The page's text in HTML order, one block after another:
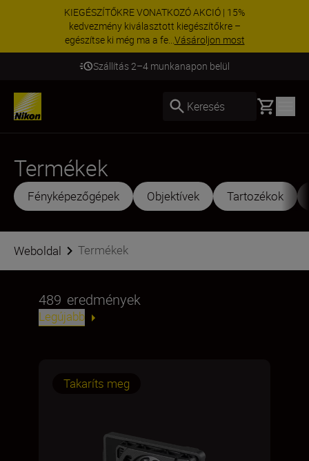
KIEGÉSZÍTŐKRE VONATKOZÓ AKCIÓ | 15%
kedvezmény kiválasztott kiegészítőkre –
egészítse ki még ma a fe...Vásároljon most
Szállítás 2–4 munkanapon belül
Keresés Basket
Termékek
Fényképezőgépek Objektívek Tartozékok
Weboldal Termékek
489 eredmények
Legújabb
Takaríts meg